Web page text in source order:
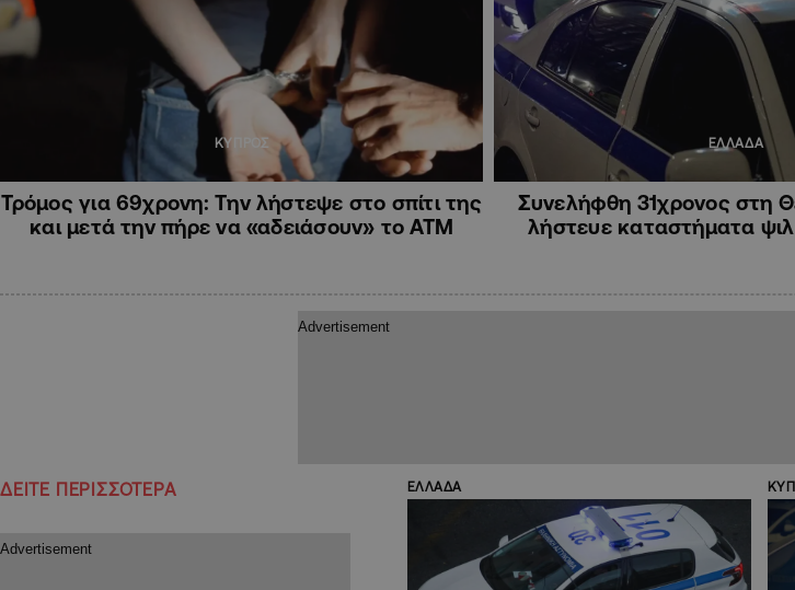
ΚΥΠΡΟΣ
Τρόμος για 69χρονη: Την λήστεψε στο σπίτι της
και μετά την πήρε να «αδειάσουν» το ΑΤΜ
ΕΛΛΑΔΑ
Συνελήφθη 31χρονος στη
λήστευε καταστήματα
ΔΕΙΤΕ ΠΕΡΙΣΣΟΤΕΡΑ ΕΛΛΑΔΑ